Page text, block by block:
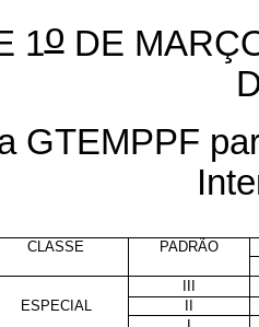
1oDE
GTEMPPF
CLASSE PADRÃO
III
ESPECIAL
II